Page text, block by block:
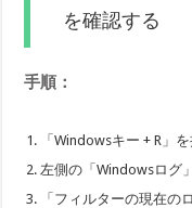
を確認する
手順：
「Windowsキー + R」
左側の「Windowsログ
「フィルターの現在の